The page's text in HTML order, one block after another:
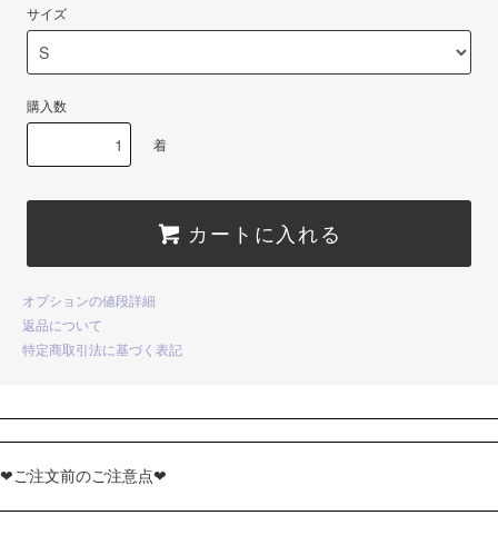
サイズ
購入数
着
カートに入れる
オプションの値段詳細
返品について
特定商取引法に基づく表記
❤ご注文前のご注意点❤